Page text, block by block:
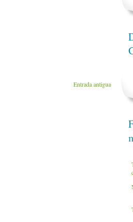
Entrada antigua